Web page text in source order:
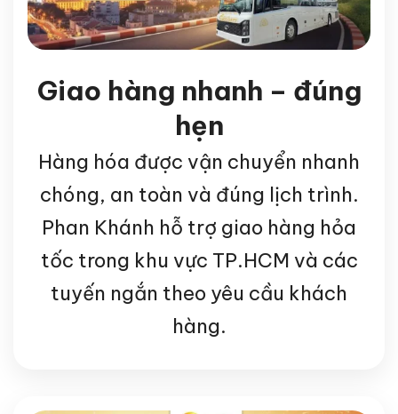
Giao hàng nhanh – đúng
hẹn
Hàng hóa được vận chuyển nhanh
chóng, an toàn và đúng lịch trình.
Phan Khánh hỗ trợ giao hàng hỏa
tốc trong khu vực TP.HCM và các
tuyến ngắn theo yêu cầu khách
hàng.